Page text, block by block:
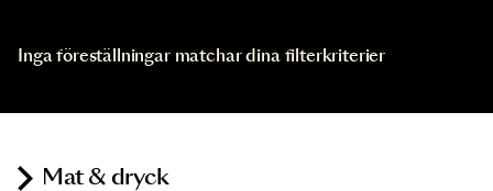
Inga föreställningar matchar dina filterkriterier
Mat & dryck